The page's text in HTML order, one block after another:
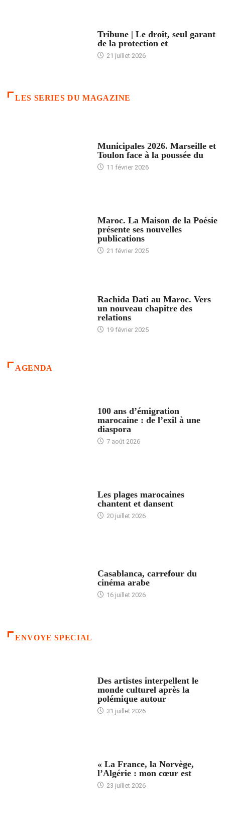
Tribune | Le droit, seul garant
de la protection et
21 juillet 2026
LES SERIES DU MAGAZINE
Municipales 2026. Marseille et
Toulon face à la poussée du
11 février 2026
Maroc. La Maison de la Poésie
présente ses nouvelles
publications
21 février 2025
Rachida Dati au Maroc. Vers
un nouveau chapitre des
relations
19 février 2025
AGENDA
100 ans d’émigration
marocaine : de l’exil à une
diaspora
7 août 2026
Les plages marocaines
chantent et dansent
20 juillet 2026
Casablanca, carrefour du
cinéma arabe
16 juillet 2026
ENVOYE SPECIAL
Des artistes interpellent le
monde culturel après la
polémique autour
31 juillet 2026
« La France, la Norvège,
l’Algérie : mon cœur est
23 juillet 2026